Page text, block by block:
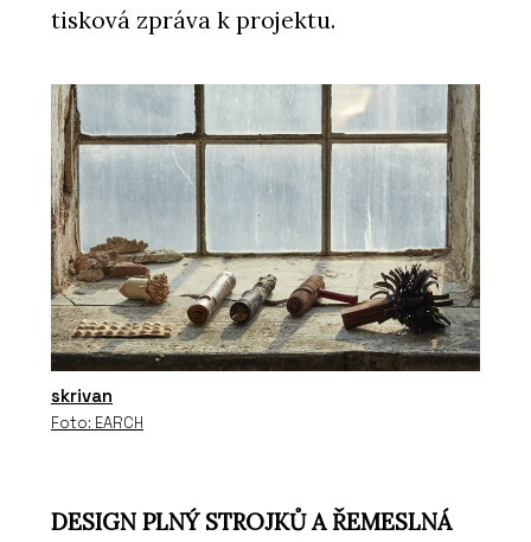
tisková zpráva k projektu.
skrivan
Foto: EARCH
DESIGN PLNÝ STROJKŮ A ŘEMESLNÁ